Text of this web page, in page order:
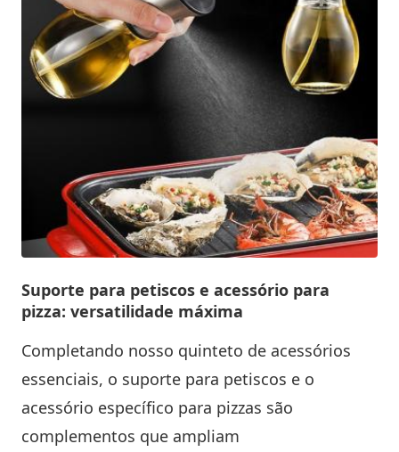
Suporte para petiscos e acessório para
pizza: versatilidade máxima
Completando nosso quinteto de acessórios
essenciais, o suporte para petiscos e o
acessório específico para pizzas são
complementos que ampliam